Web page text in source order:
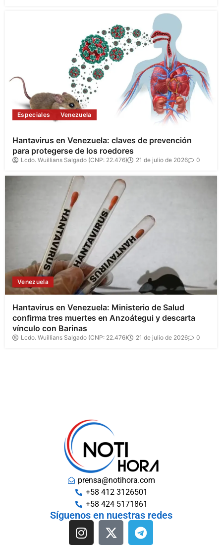
Especiales Venezuela
Hantavirus en Venezuela: claves de prevención
para protegerse de los roedores
Lcdo. Wuillians Salgado (CNP: 22.476) 21 de julio de 2026 0
Venezuela
Hantavirus en Venezuela: Ministerio de Salud
confirma tres muertes en Anzoátegui y descarta
vínculo con Barinas
Lcdo. Wuillians Salgado (CNP: 22.476) 21 de julio de 2026 0
prensa@notihora.com
+58 412 3126501
+58 424 5171861
Síguenos en nuestras redes